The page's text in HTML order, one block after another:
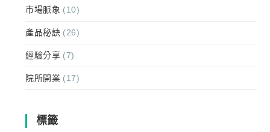
市場脈象 (10)
產品秘訣 (26)
經驗分享 (7)
院所開業 (17)
標籤